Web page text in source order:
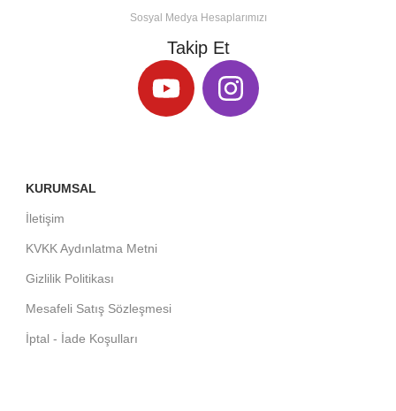
Sosyal Medya Hesaplarımızı
Takip Et
KURUMSAL
İletişim
KVKK Aydınlatma Metni
Gizlilik Politikası
Mesafeli Satış Sözleşmesi
İptal - İade Koşulları